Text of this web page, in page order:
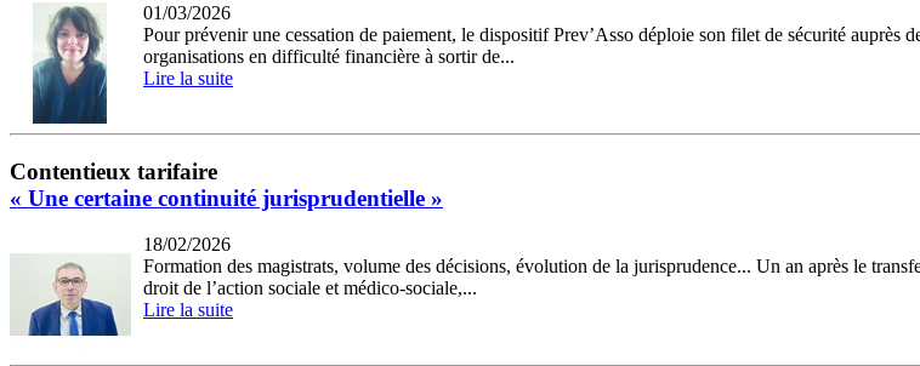
01/03/2026
Pour prévenir une cessation de paiement, le dispositif Prev’Asso déploie son filet de sécurité auprès
organisations en difficulté financière à sortir de...
Lire la suite
Contentieux tarifaire
« Une certaine continuité jurisprudentielle »
18/02/2026
Formation des magistrats, volume des décisions, évolution de la jurisprudence... Un an après le
droit de l’action sociale et médico-sociale,...
Lire la suite